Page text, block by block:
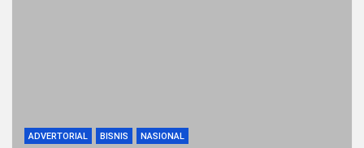
ADVERTORIAL BISNIS NASIONAL